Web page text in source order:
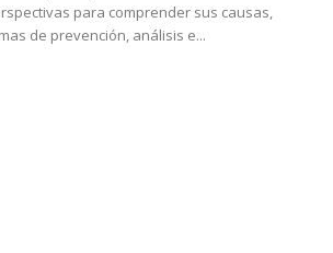
para comprender sus causas,
de prevención, análisis e...